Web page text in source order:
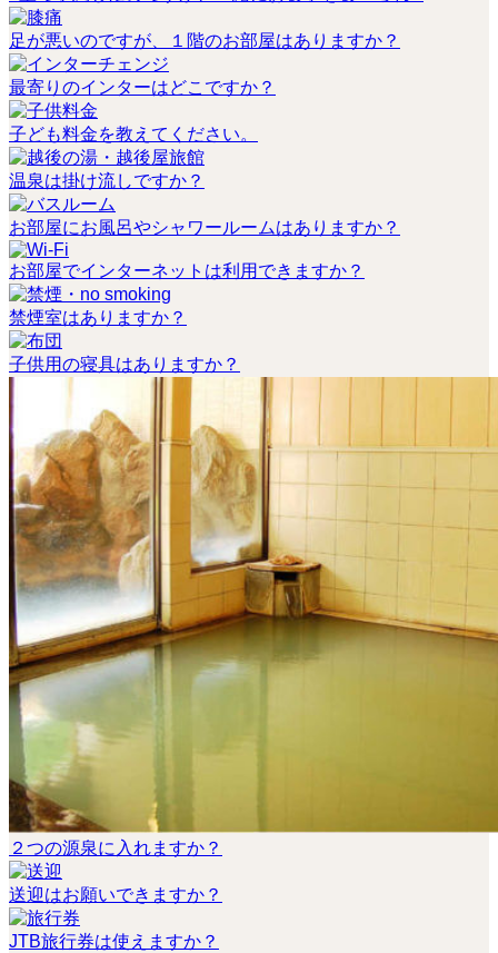
足が悪いのですが、１階のお部屋はありますか？
最寄りのインターはどこですか？
子ども料金を教えてください。
温泉は掛け流しですか？
お部屋にお風呂やシャワールームはありますか？
お部屋でインターネットは利用できますか？
禁煙室はありますか？
子供用の寝具はありますか？
２つの源泉に入れますか？
送迎はお願いできますか？
JTB旅行券は使えますか？